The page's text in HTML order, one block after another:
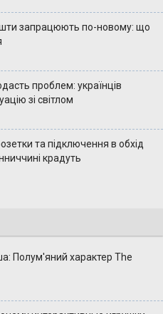
запрацюють по-новому: що
проблем: українців
зі світлом
та підключення в обхід
крадуть
Полум'яний характер The